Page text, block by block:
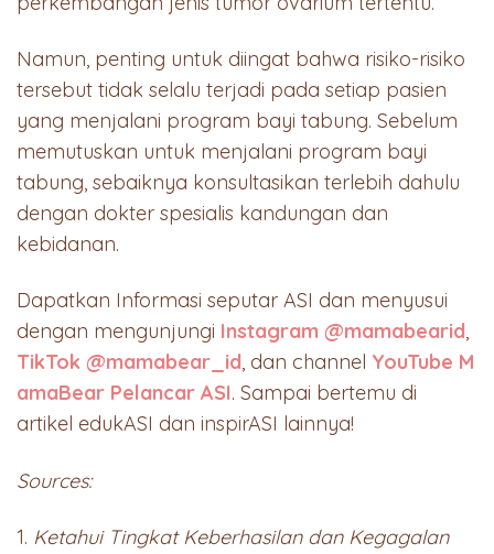
Namun, penting untuk diingat bahwa risiko-risiko
tersebut tidak selalu terjadi pada setiap pasien
yang menjalani program bayi tabung. Sebelum
memutuskan untuk menjalani program bayi
tabung, sebaiknya konsultasikan terlebih dahulu
dengan dokter spesialis kandungan dan
kebidanan.
Dapatkan Informasi seputar ASI dan menyusui
dengan mengunjungi Instagram @mamabearid,
TikTok @mamabear_id, dan channel YouTube M
amaBear Pelancar ASI. Sampai bertemu di
artikel edukASI dan inspirASI lainnya!
Sources:
1. Ketahui Tingkat Keberhasilan dan Kegagalan